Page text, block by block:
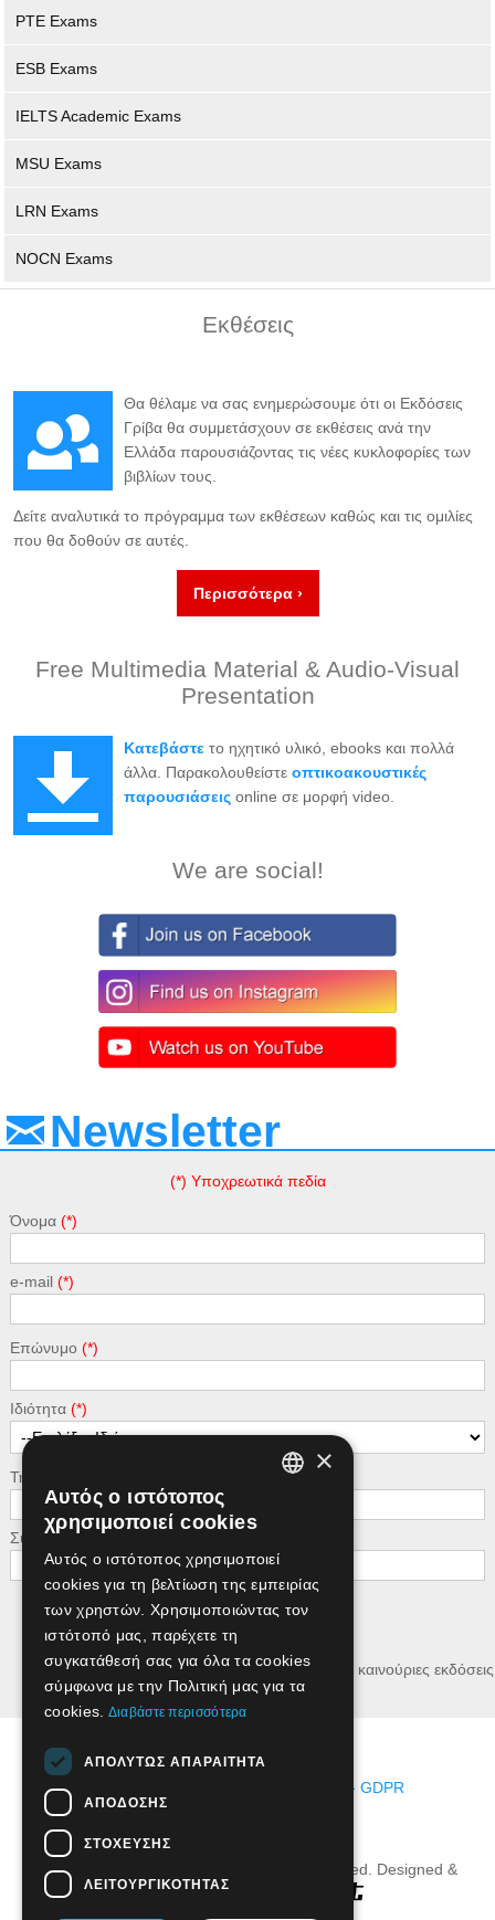
PTE Exams
ESB Exams
IELTS Academic Exams
MSU Exams
LRN Exams
NOCN Exams
Εκθέσεις
Θα θέλαμε να σας ενημερώσουμε ότι οι Εκδόσεις
Γρίβα θα συμμετάσχουν σε εκθέσεις ανά την
Ελλάδα παρουσιάζοντας τις νέες κυκλοφορίες των
βιβλίων τους.
Δείτε αναλυτικά το πρόγραμμα των εκθέσεων καθώς και τις ομιλίες
που θα δοθούν σε αυτές.
Περισσότερα ›
Free Multimedia Material & Audio-Visual
Presentation
Κατεβάστε το ηχητικό υλικό, ebooks και πολλά
άλλα. Παρακολουθείστεοπτικοακουστικές
παρουσιάσεις online σε μορφή video.
We are social!
Newsletter
(*) Υποχρεωτικά πεδία
Όνομα
e-mail
Επώνυμο
Ιδιότητα
Τηλέφωνο
Συμπληρώστε το άθροισμα: 9 + 3
Αποστολή
Επιθυμώ να ενημερώνομαι για τα νέα και τις καινούριες εκδόσεις
της εταιρείας.
Προστασία Προσωπικών Δεδομένων - GDPR
Grivas Publications© 2016. All Rights Reserved. Designed &
×
Αυτός ο ιστότοπος
χρησιμοποιεί cookies
Αυτός ο ιστότοπος χρησιμοποιεί
cookies για τη βελτίωση της εμπειρίας
των χρηστών. Χρησιμοποιώντας τον
ιστότοπό μας, παρέχετε τη
συγκατάθεσή σας για όλα τα cookies
σύμφωνα με την Πολιτική μας για τα
cookies. Διαβάστε περισσότερα
ΑΠΟΛΎΤΩΣ ΑΠΑΡΑΊΤΗΤΑ
ΑΠΌΔΟΣΗΣ
ΣΤΌΧΕΥΣΗΣ
ΛΕΙΤΟΥΡΓΙΚΌΤΗΤΑΣ